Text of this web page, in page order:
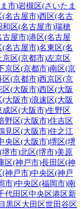
市)岩槻区(さいたま
(名古屋市)西区(名古
和区(名古屋市)瑞穂
古屋市)港区(名古屋
(名古屋市)名東区(名
京区(京都市)左京区
京区(京都市)南区(京
区(京都市)西京区(京
区(大阪市)西区(大阪
(大阪市)浪速区(大阪
成区(大阪市)生野区
野区(大阪市)住吉区
見区(大阪市)住之江
央区(大阪市)堺区(堺
堺市)北区(堺市)美原
区(神戸市)長田区(神
(神戸市)中央区(神戸
市)中央区(福岡市)南
代田区中央区港区新
目黒区大田区世田谷区